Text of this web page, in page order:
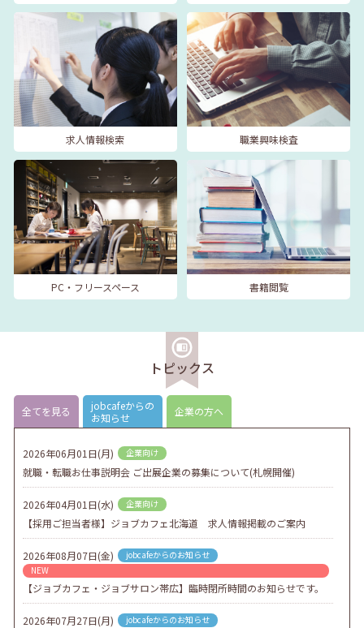
求人情報検索 職業興味検査
PC・フリースペース 書籍閲覧
トピックス
全てを見る
jobcafeからの
お知らせ
企業の方へ
2026年06月01日(月) 企業向け
就職・転職お仕事説明会 ご出展企業の募集について(札幌開催)
2026年04月01日(水) 企業向け
【採用ご担当者様】ジョブカフェ北海道 求人情報掲載のご案内
2026年08月07日(金)
jobcafeからのお知らせ
NEW
【ジョブカフェ・ジョブサロン帯広】臨時閉所時間のお知らせです。
2026年07月27日(月) jobcafeからのお知らせ